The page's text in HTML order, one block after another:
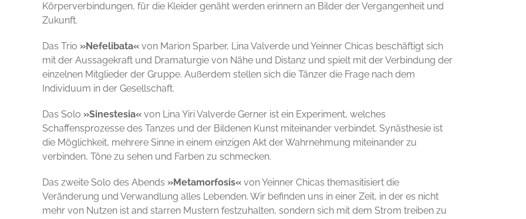
Körperverbindungen, für die Kleider genäht werden erinnern an Bilder der Vergangenheit und
Zukunft.
Das Trio »Nefelibata« von Marion Sparber, Lina Valverde und Yeinner Chicas beschäftigt sich
mit der Aussagekraft und Dramaturgie von Nähe und Distanz und spielt mit der Verbindung der
einzelnen Mitglieder der Gruppe. Außerdem stellen sich die Tänzer die Frage nach dem
Individuum in der Gesellschaft.
Das Solo »Sinestesia« von Lina Yiri Valverde Gerner ist ein Experiment, welches
Schaffensprozesse des Tanzes und der Bildenen Kunst miteinander verbindet. Synästhesie ist
die Möglichkeit, mehrere Sinne in einem einzigen Akt der Wahrnehmung miteinander zu
verbinden, Töne zu sehen und Farben zu schmecken.
Das zweite Solo des Abends »Metamorfosis« von Yeinner Chicas themasitisiert die
Veränderung und Verwandlung alles Lebenden. Wir befinden uns in einer Zeit, in der es nicht
mehr von Nutzen ist and starren Mustern festzuhalten, sondern sich mit dem Strom treiben zu